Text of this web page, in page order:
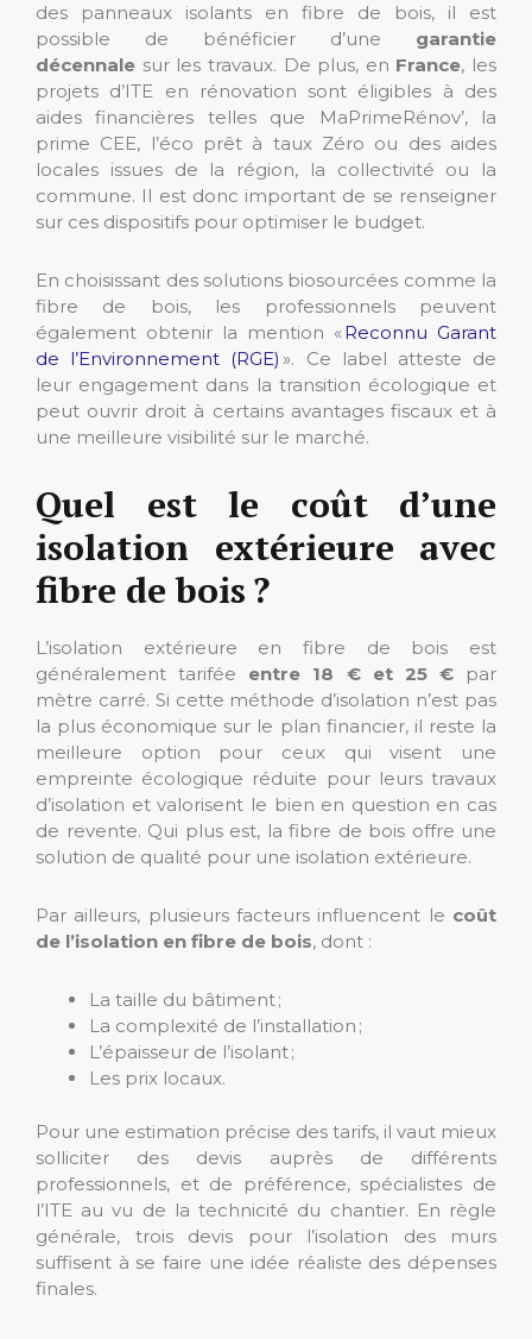
des panneaux isolants en fibre de bois, il est
possible de bénéficier d’une garantie
décennale sur les travaux. De plus, en France, les
projets d’ITE en rénovation sont éligibles à des
aides financières telles que MaPrimeRénov’, la
prime CEE, l’éco prêt à taux Zéro ou des aides
locales issues de la région, la collectivité ou la
commune. Il est donc important de se renseigner
sur ces dispositifs pour optimiser le budget.
En choisissant des solutions biosourcées comme la
fibre de bois, les professionnels peuvent
également obtenir la mention «Reconnu Garant
de l’Environnement (RGE) ». Ce label atteste de
leur engagement dans la transition écologique et
peut ouvrir droit à certains avantages fiscaux et à
une meilleure visibilité sur le marché.
Quel est le coût d’une
isolation extérieure avec
fibre de bois ?
L’isolation extérieure en fibre de bois est
généralement tarifée entre 18 € et 25 €par
mètre carré. Si cette méthode d’isolation n’est pas
la plus économique sur le plan financier, il reste la
meilleure option pour ceux qui visent une
empreinte écologique réduite pour leurs travaux
d’isolation et valorisent le bien en question en cas
de revente. Qui plus est, la fibre de bois offre une
solution de qualité pour une isolation extérieure.
Par ailleurs, plusieurs facteurs influencent le coût
de l’isolation en fibre de bois, dont :
La taille du bâtiment ;
La complexité de l’installation ;
L’épaisseur de l’isolant ;
Les prix locaux.
Pour une estimation précise des tarifs, il vaut mieux
solliciter des devis auprès de différents
professionnels, et de préférence, spécialistes de
l’ITE au vu de la technicité du chantier. En règle
générale, trois devis pour l’isolation des murs
suffisent à se faire une idée réaliste des dépenses
finales.